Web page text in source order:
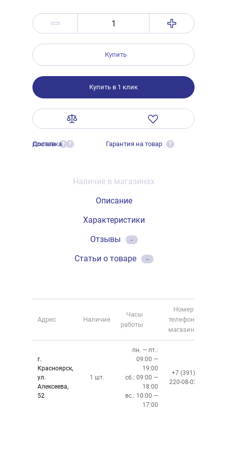
Купить
Купить в 1 клик
Оплата ?
Доставка ? Гарантия на товар ?
Наличие в магазинах
Описание
Характеристики
Отзывы
-
Статьи о товаре -
Адрес Наличие
Часы
работы
Номер
телефона
магазина
г.
Красноярск,
ул.
Алексеева,
52
1 шт.
пн. — пт.:
09:00 —
19:00
сб.: 09:00 —
18:00
вс.: 10:00 —
17:00
+7 (391)
220-08-02